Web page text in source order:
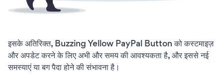
इसके अतिरिक्त, Buzzing Yellow PayPal Button को कस्टमाइज़
और अपडेट करने के लिए अभी और समय की आवश्यकता है, और इससे नई
समस्याएं या बग पैदा होने की संभावना है।